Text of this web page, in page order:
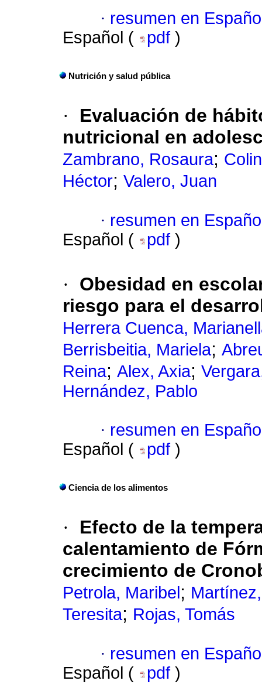
· resumen en
Español (
pdf )
Nutrición y salud pública
·
Evaluación de
nutricional en
Zambrano, Rosaura;
Héctor; Valero, Juan
· resumen en
Español (
pdf )
·
Obesidad en
riesgo para el
Herrera Cuenca,
Berrisbeitia, Mariela;
Reina; Alex, Axia;
Hernández, Pablo
· resumen en
Español (
pdf )
Ciencia de los alimentos
·
Efecto de la
calentamiento de
crecimiento de
Petrola, Maribel ;
Teresita; Rojas, Tomás
· resumen en
Español (
pdf )